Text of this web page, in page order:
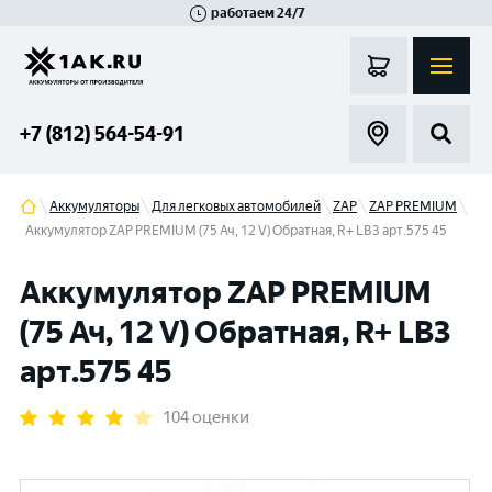
работаем 24/7
+7 (812) 564-54-91
Аккумуляторы Для легковых автомобилей ZAP
ZAP PREMIUM
Аккумулятор ZAP PREMIUM (75 Ач, 12 V) Обратная, R+ LB3 арт.575 45
Аккумулятор ZAP PREMIUM
(75 Ач, 12 V) Обратная, R+ LB3
арт.575 45
104 оценки
Гатчина